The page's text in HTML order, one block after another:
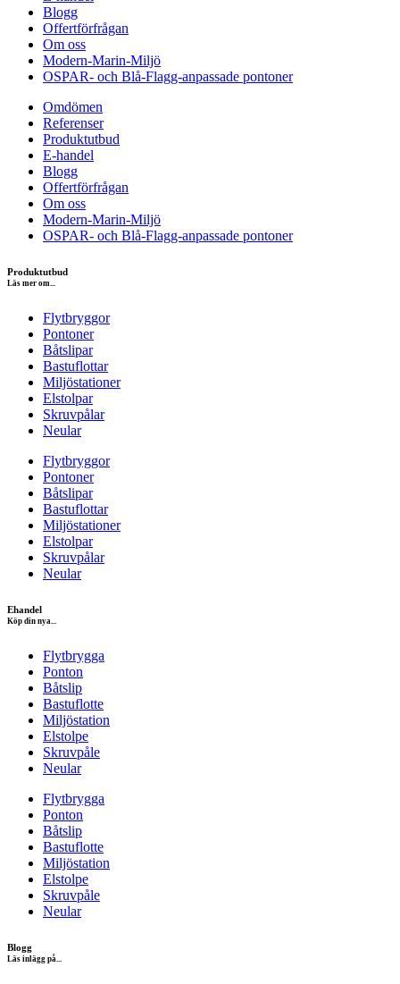
Blogg
Offertförfrågan
Om oss
Modern-Marin-Miljö
OSPAR- och Blå-Flagg-anpassade pontoner
Omdömen
Referenser
Produktutbud
E-handel
Blogg
Offertförfrågan
Om oss
Modern-Marin-Miljö
OSPAR- och Blå-Flagg-anpassade pontoner
Produktutbud
Läs mer om...
Flytbryggor
Pontoner
Båtslipar
Bastuflottar
Miljöstationer
Elstolpar
Skruvpålar
Neular
Flytbryggor
Pontoner
Båtslipar
Bastuflottar
Miljöstationer
Elstolpar
Skruvpålar
Neular
Ehandel
Köp din nya...
Flytbrygga
Ponton
Båtslip
Bastuflotte
Miljöstation
Elstolpe
Skruvpåle
Neular
Flytbrygga
Ponton
Båtslip
Bastuflotte
Miljöstation
Elstolpe
Skruvpåle
Neular
Blogg
Läs inlägg på...